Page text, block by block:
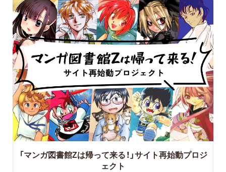
「マンガ図書館Zは帰って来る！」サイト再始動プロジ
ェクト